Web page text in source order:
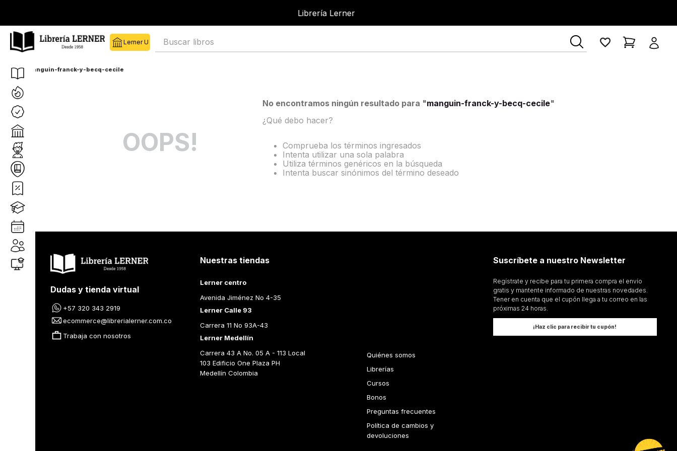
Librería Lerner
Buscar libros
manguin-franck-y-becq-cecile
OOPS!
No encontramos ningún resultado para "manguin-franck-y-becq-cecile"
¿Qué debo hacer?
Comprueba los términos ingresados
Intenta utilizar una sola palabra
Utiliza términos genéricos en la búsqueda
Intenta buscar sinónimos del término deseado
Dudas y tienda virtual
+57 320 343 2919
ecommerce@librerialerner.com.co
Trabaja con nosotros
Nuestras tiendas
Lerner centro
Avenida Jiménez No 4-35
Lerner Calle 93
Carrera 11 No 93A-43
Lerner Medellín
Carrera 43 A No. 05 A - 113 Local
103 Edificio One Plaza PH
Medellín Colombia
Quiénes somos
Librerías
Cursos
Bonos
Preguntas frecuentes
Política de cambios y
devoluciones
Suscríbete a nuestro Newsletter
Regístrate y recibe para tu primera compra el envío
gratis y mantente informado de nuestras novedades.
Tener en cuenta que el cupón llega a tu correo en las
próximas 24 horas.
¡Haz clic para recibir tu cupón!